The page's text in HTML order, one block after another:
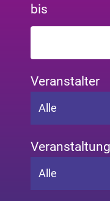
bis
Veranstalter
Alle
Alle